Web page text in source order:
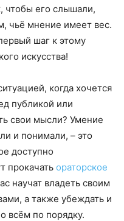
чтобы его слышали,
чьё мнение имеет вес.
шаг к этому
искусства!
когда хочется
публикой или
свои мысли? Умение
и понимали, – это
доступно
прокачать ораторское
научат владеть своим
а также убеждать и
всём по порядку.